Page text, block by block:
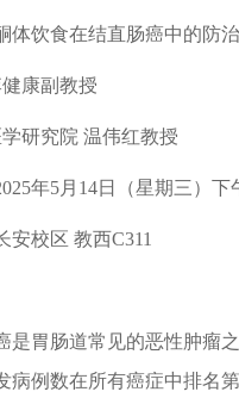
体饮食在结直肠癌中的防
康副教授
学研究院 温伟红教授
年5月14日（星期三）下
安校区 教西C311
是胃肠道常见的恶性肿瘤
病例数在所有癌症中排名